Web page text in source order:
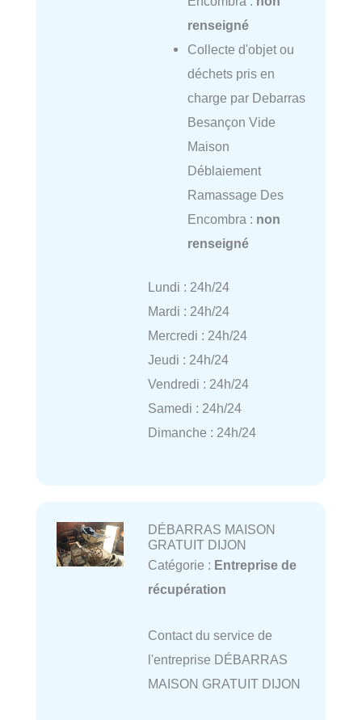
renseigné
Collecte d'objet ou
déchets pris en
charge par Debarras
Besançon Vide
Maison
Déblaiement
Ramassage Des
Encombra : non
renseigné
Lundi : 24h/24
Mardi : 24h/24
Mercredi : 24h/24
Jeudi : 24h/24
Vendredi : 24h/24
Samedi : 24h/24
Dimanche : 24h/24
DÉBARRAS MAISON
GRATUIT DIJON
Catégorie : Entreprise de
récupération
Contact du service de
l'entreprise DÉBARRAS
MAISON GRATUIT DIJON